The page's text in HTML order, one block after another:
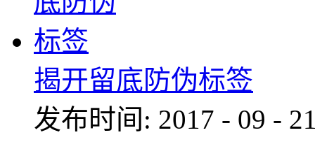
揭开留底防伪标签
发布时间: 2017 - 09 -